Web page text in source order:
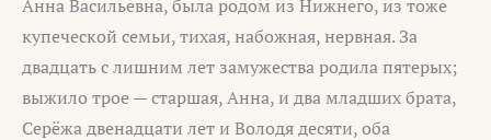
Анна Васильевна, была родом из Нижнего, из тоже
купеческой семьи, тихая, набожная, нервная. За
двадцать с лишним лет замужества родила пятерых;
выжило трое — старшая, Анна, и два младших брата,
Серёжа двенадцати лет и Володя десяти, оба